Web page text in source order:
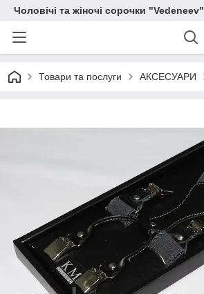
Чоловічі та жіночі сорочки "Vedeneev"
Товари та послуги АКСЕСУАРИ